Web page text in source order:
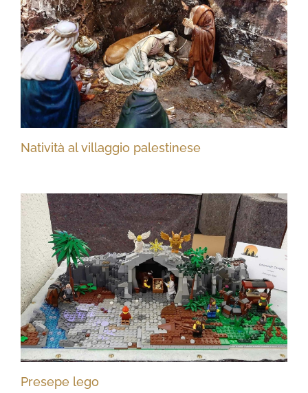
Natività al villaggio palestinese
Presepe lego